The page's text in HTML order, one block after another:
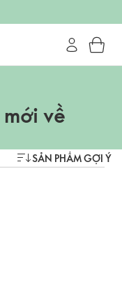
về
SẢN PHẨM GỢI Ý